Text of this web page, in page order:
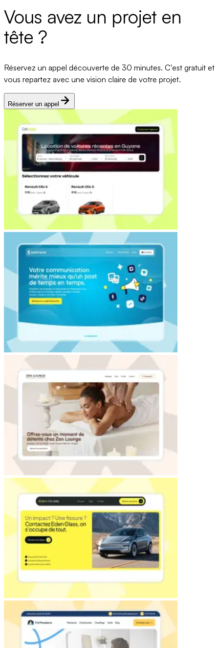
Vous avez un projet en
tête ?
Réservez un appel découverte de 30 minutes. C'est gratuit et
vous repartez avec une vision claire de votre projet.
Réserver un appel